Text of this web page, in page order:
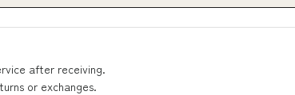
after receiving.
or exchanges.